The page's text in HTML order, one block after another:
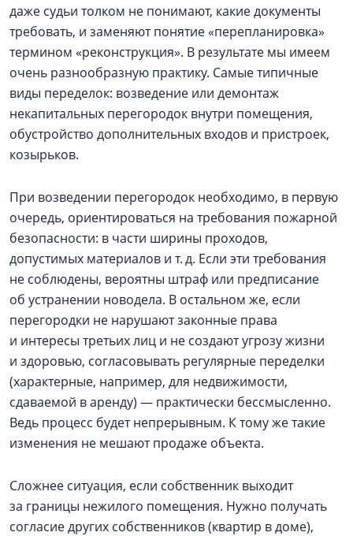
даже судьи толком не понимают, какие документы
требовать, и заменяют понятие «перепланировка»
термином «реконструкция». В результате мы имеем
очень разнообразную практику. Самые типичные
виды переделок: возведение или демонтаж
некапитальных перегородок внутри помещения,
обустройство дополнительных входов и пристроек,
козырьков.
При возведении перегородок необходимо, в первую
очередь, ориентироваться на требования пожарной
безопасности: в части ширины проходов,
допустимых материалов и т. д. Если эти требования
не соблюдены, вероятны штраф или предписание
об устранении новодела. В остальном же, если
перегородки не нарушают законные права
и интересы третьих лиц и не создают угрозу жизни
и здоровью, согласовывать регулярные переделки
(характерные, например, для недвижимости,
сдаваемой в аренду) — практически бессмысленно.
Ведь процесс будет непрерывным. К тому же такие
изменения не мешают продаже объекта.
Сложнее ситуация, если собственник выходит
за границы нежилого помещения. Нужно получать
согласие других собственников (квартир в доме),